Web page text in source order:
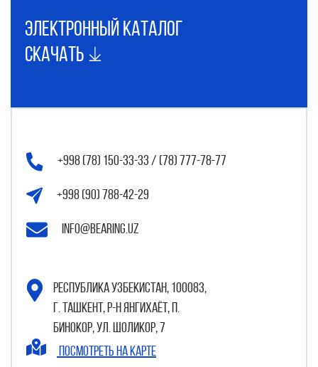
электронный каталог
Скачать
+998 (78) 150-33-33 / (78) 777-78-77
+998 (90) 788-42-29
info@bearing.uz
Республика Узбекистан, 100083,
г. Ташкент, р-н Янгихаёт, п.
Бинокор, ул. Шоликор, 7
Посмотреть на карте